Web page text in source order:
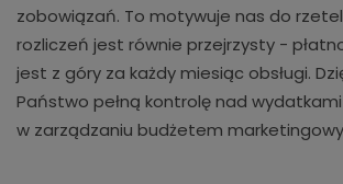
zobowiązań. To motywuje nas do
rozliczeń jest równie przejrzysty -
jest z góry za każdy miesiąc obsługi.
Państwo pełną kontrolę nad
w zarządzaniu budżetem